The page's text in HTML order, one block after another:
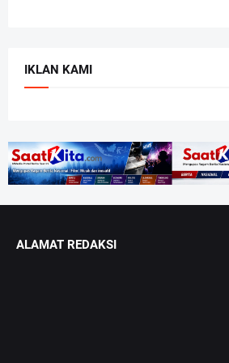
IKLAN KAMI
ALAMAT REDAKSI